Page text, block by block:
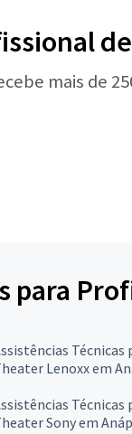
mais de
para
Técnicas
Lenoxx em
Técnicas
Sony em